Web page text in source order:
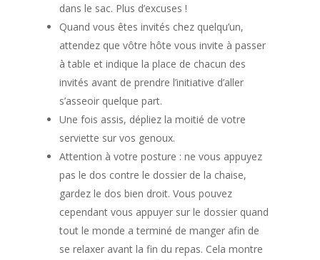
dans le sac. Plus d’excuses !
Quand vous êtes invités chez quelqu’un,
attendez que vôtre hôte vous invite à passer
à table et indique la place de chacun des
invités avant de prendre l’initiative d’aller
s’asseoir quelque part.
Une fois assis, dépliez la moitié de votre
serviette sur vos genoux.
Attention à votre posture : ne vous appuyez
pas le dos contre le dossier de la chaise,
gardez le dos bien droit. Vous pouvez
cependant vous appuyer sur le dossier quand
tout le monde a terminé de manger afin de
se relaxer avant la fin du repas. Cela montre